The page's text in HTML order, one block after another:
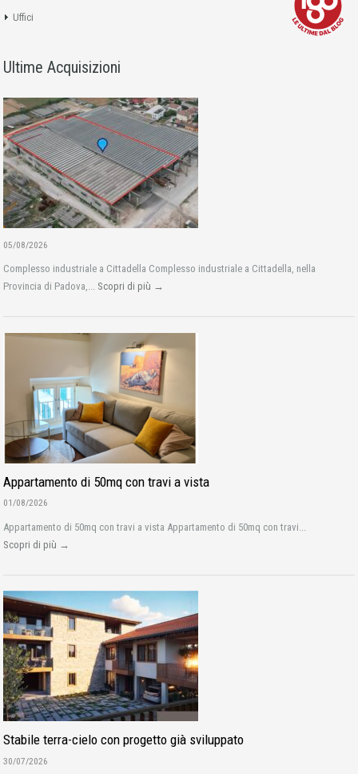
Uffici
Ultime Acquisizioni
05/08/2026
Complesso industriale a Cittadella Complesso industriale a Cittadella, nella
Provincia di Padova,... Scopri di più →
Appartamento di 50mq con travi a vista
01/08/2026
Appartamento di 50mq con travi a vista Appartamento di 50mq con travi...
Scopri di più →
Stabile terra-cielo con progetto già sviluppato
30/07/2026